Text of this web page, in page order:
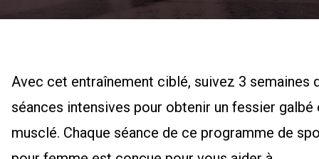
Avec cet entraînement ciblé, suivez 3 semaines
séances intensives pour obtenir un fessier galbé
musclé. Chaque séance de ce programme de